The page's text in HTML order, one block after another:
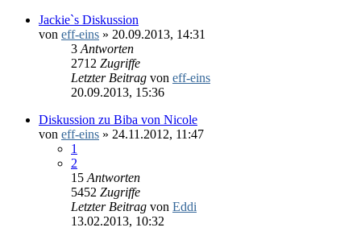
Jackie`s Diskussion
von eff-eins » 20.09.2013, 14:31
3 Antworten
2712 Zugriffe
Letzter Beitrag von eff-eins
20.09.2013, 15:36
Diskussion zu Biba von Nicole
von eff-eins » 24.11.2012, 11:47
1
2
15 Antworten
5452 Zugriffe
Letzter Beitrag von Eddi
13.02.2013, 10:32